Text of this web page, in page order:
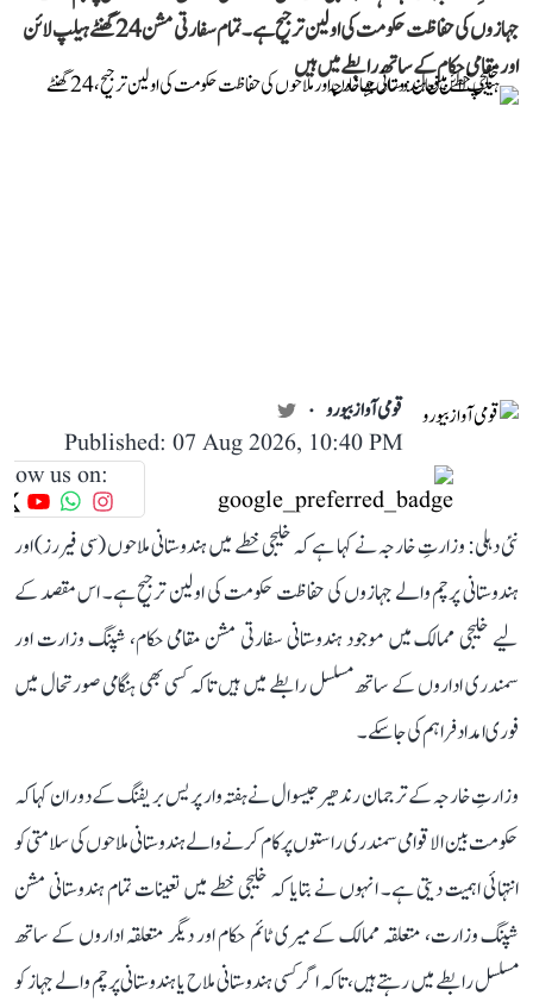
جہازوں کی حفاظت حکومت کی اولین ترجیح ہے۔ تمام سفارتی مشن 24 گھنٹے ہیلپ لائن
اور مقامی حکام کے ساتھ رابطے میں ہیں
قومی آواز بیورو
Published: 07 Aug 2026, 10:40 PM
us on:
نئی دہلی: وزارتِ خارجہ نے کہا ہے کہ خلیجی خطے میں ہندوستانی ملاحوں (سی فیررز) اور
ہندوستانی پرچم والے جہازوں کی حفاظت حکومت کی اولین ترجیح ہے۔ اس مقصد کے
لیے خلیجی ممالک میں موجود ہندوستانی سفارتی مشن مقامی حکام، شپنگ وزارت اور
سمندری اداروں کے ساتھ مسلسل رابطے میں ہیں تاکہ کسی بھی ہنگامی صورتحال میں
فوری امداد فراہم کی جا سکے۔
وزارتِ خارجہ کے ترجمان رندھیر جیسوال نے ہفتہ وار پریس بریفنگ کے دوران کہا کہ
حکومت بین الاقوامی سمندری راستوں پر کام کرنے والے ہندوستانی ملاحوں کی سلامتی کو
انتہائی اہمیت دیتی ہے۔ انہوں نے بتایا کہ خلیجی خطے میں تعینات تمام ہندوستانی مشن
شپنگ وزارت، متعلقہ ممالک کے میری ٹائم حکام اور دیگر متعلقہ اداروں کے ساتھ
مسلسل رابطے میں رہتے ہیں، تاکہ اگر کسی ہندوستانی ملاح یا ہندوستانی پرچم والے جہاز کو